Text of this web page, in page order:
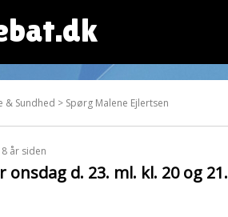
& Sundhed > Spørg Malene Ejlertsen
år siden
onsdag d. 23. ml. kl. 20 og 21.